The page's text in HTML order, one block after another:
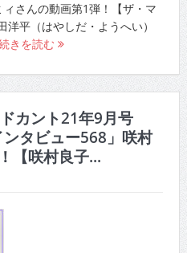
さんの動画第1弾！【ザ・マ
平（はやしだ・ようへい）
きを読む
カント21年9月号
ンタビュー568」咲村
【咲村良子...